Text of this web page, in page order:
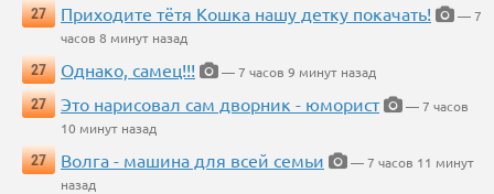
27
Приходите тётя Кошка нашу детку покачать!
— 7
часов 8 минут назад
27
Однако, самец!!!
— 7 часов 9 минут назад
27
Это нарисовал сам дворник - юморист
— 7 часов
10 минут назад
27
Волга - машина для всей семьи
— 7 часов 11 минут
назад